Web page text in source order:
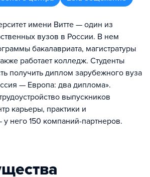
имени Витте — один из
вузов в России. В нем
бакалавриата, магистратуры
работает колледж. Студенты
получить диплом зарубежного вуза
— Европа: два диплома».
выпускников
карьеры, практики и
у него 150 компаний-партнеров.